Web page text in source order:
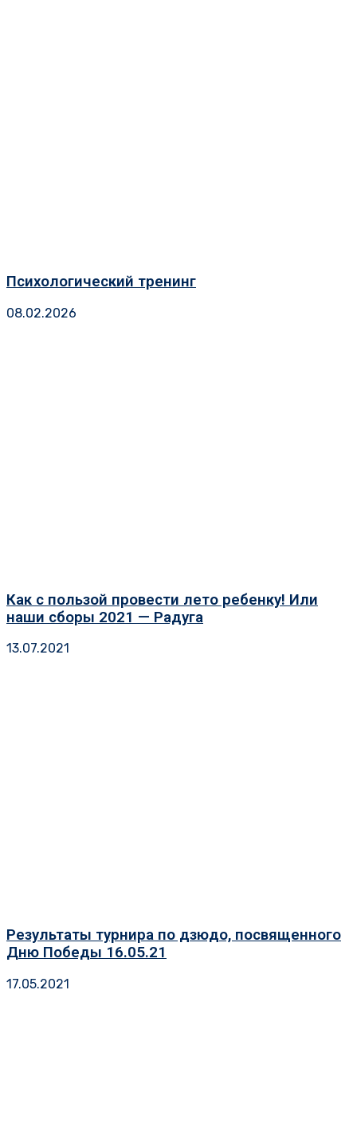
Психологический тренинг
08.02.2026
Как с пользой провести лето ребенку! Или
наши сборы 2021 — Радуга
13.07.2021
Результаты турнира по дзюдо, посвященного
Дню Победы 16.05.21
17.05.2021